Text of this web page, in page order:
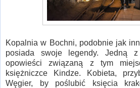
Kopalnia w Bochni, podobnie jak
posiada swoje legendy. Jedną z
opowieści związaną z tym
księżniczce Kindze. Kobieta,
Węgier, by poślubić księcia